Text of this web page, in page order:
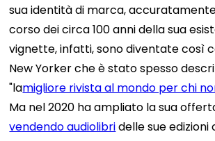
sua identità di marca,
corso dei circa 100 anni della sua
vignette, infatti, sono diventate così
New Yorker che è stato spesso
"lamigliore rivista al mondo per chi
Ma nel 2020 ha ampliato la sua
vendendo audiolibridelle sue